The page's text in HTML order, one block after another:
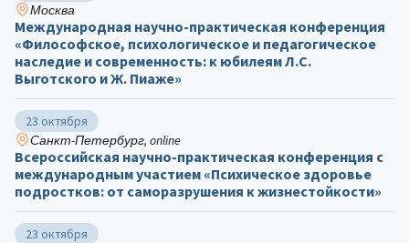
Москва
Международная научно-практическая конференция
«Философское, психологическое и педагогическое
наследие и современность: к юбилеям Л.С.
Выготского и Ж. Пиаже»
23 октября
Санкт-Петербург, online
Всероссийская научно-практическая конференция с
международным участием «Психическое здоровье
подростков: от саморазрушения к жизнестойкости»
23 октября